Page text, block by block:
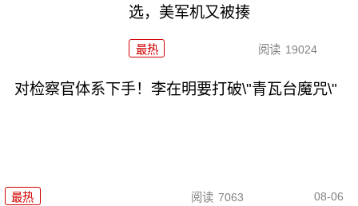
选，美军机又被揍
最热 阅读 19024
对检察官体系下手！李在明要打破\"青瓦台魔咒\"
最热 阅读 7063 08-06